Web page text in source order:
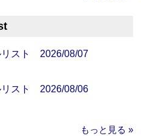
リスト 2026/08/07
リスト 2026/08/06
もっと見る »